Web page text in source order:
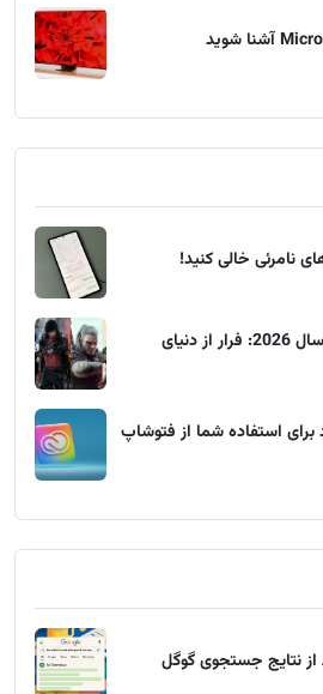
نامرئی خالی کنید!
بهترین بازی‌های فانتزی در سال 2026: فرار از دنیای
برای استفاده شما از فتوشاپ